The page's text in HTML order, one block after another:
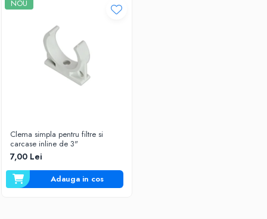
NOU
Clema simpla pentru filtre si
carcase inline de 3"
7,00 Lei
Adauga in cos